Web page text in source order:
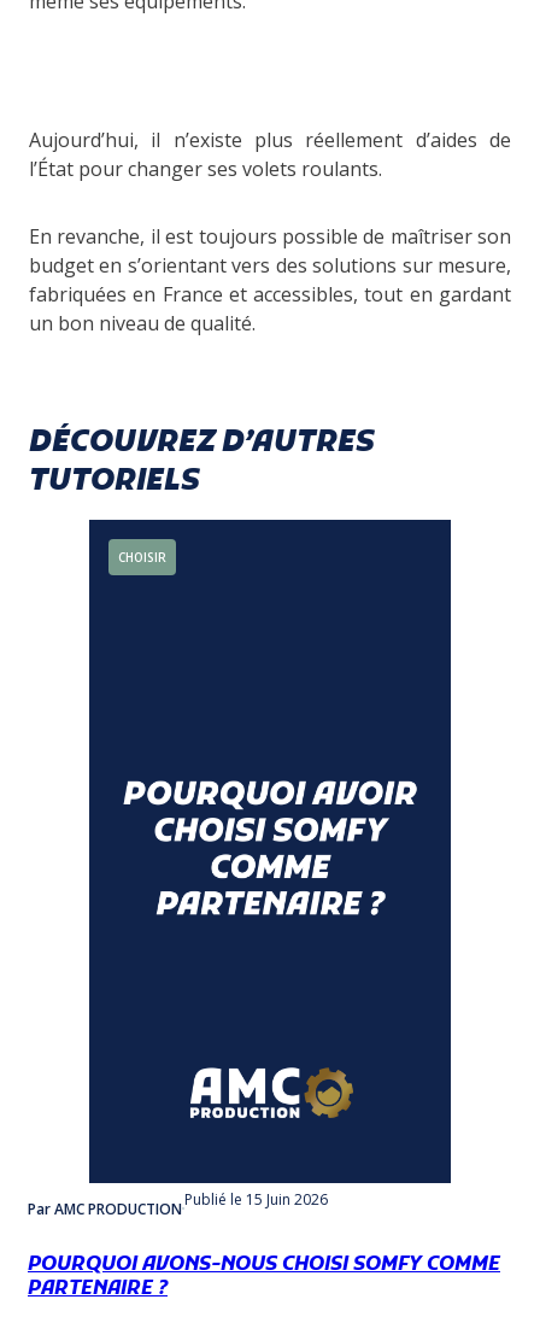
Aujourd’hui, il n’existe plus réellement d’aides de
l’État pour changer ses volets roulants.
En revanche, il est toujours possible de maîtriser son
budget en s’orientant vers des solutions sur mesure,
fabriquées en France et accessibles, tout en gardant
un bon niveau de qualité.
DÉCOUVREZ D’AUTRES
TUTORIELS
CHOISIR
Par AMC PRODUCTIONPublié le 15 Juin 2026
POURQUOI AVONS-NOUS CHOISI SOMFY COMME
PARTENAIRE ?